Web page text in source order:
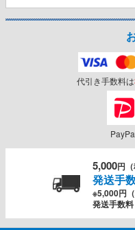
代引き手数料は
5,000円（
発送手
※5,000円
発送手数